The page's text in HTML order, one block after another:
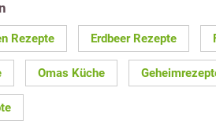
Rezepte Erdbeer Rezepte
Omas Küche